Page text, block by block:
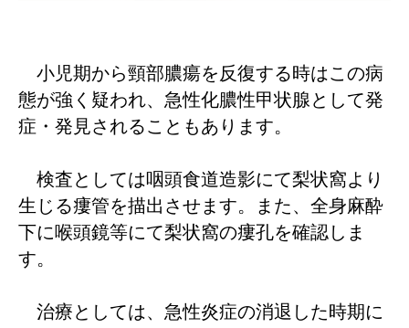
小児期から頸部膿瘍を反復する時はこの病
態が強く疑われ、急性化膿性甲状腺として発
症・発見されることもあります。
検査としては咽頭食道造影にて梨状窩より
生じる瘻管を描出させます。また、全身麻酔
下に喉頭鏡等にて梨状窩の瘻孔を確認しま
す。
治療としては、急性炎症の消退した時期に